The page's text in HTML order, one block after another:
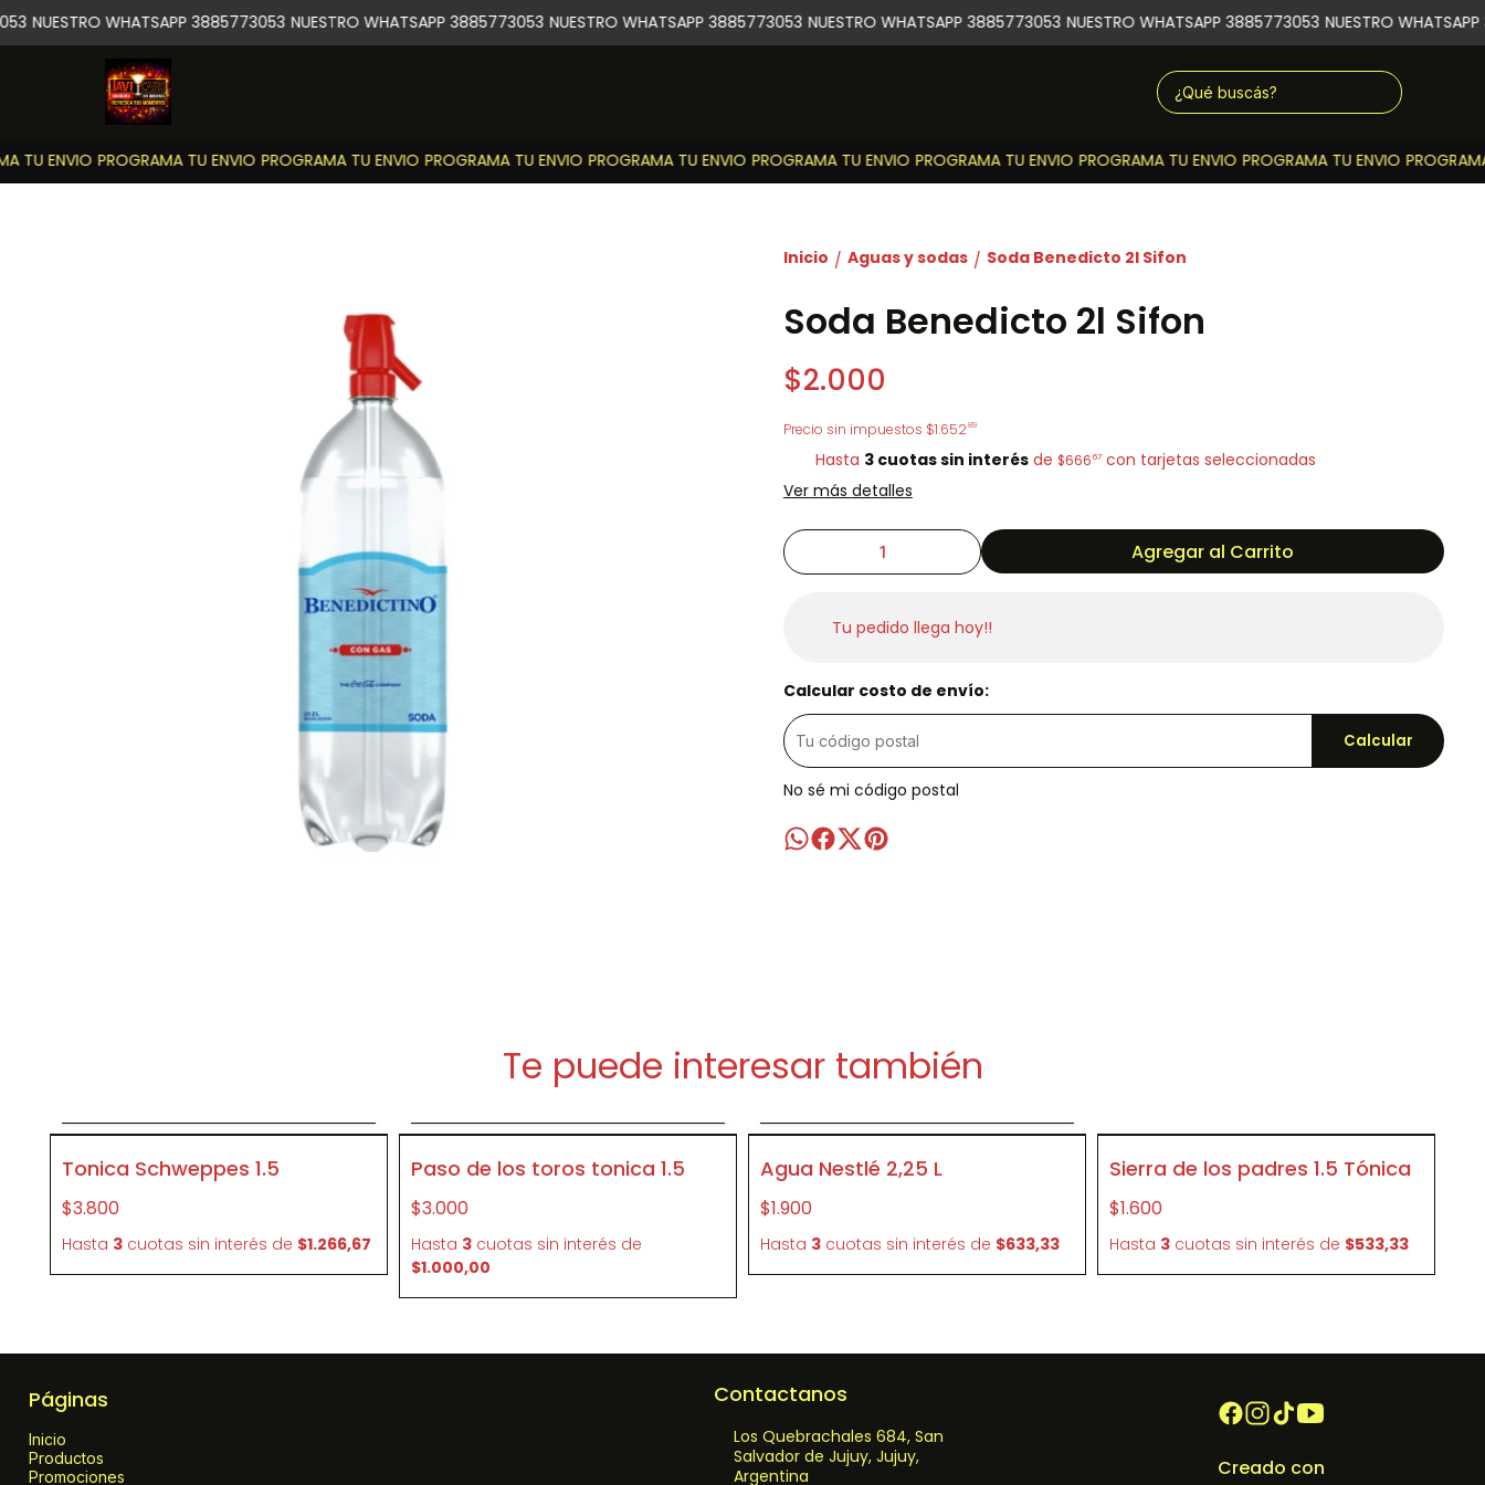
TU ENVIO PROGRAMA TU ENVIO PROGRAMA TU ENVIO PROGRAMA TU ENVIO PROGRAMA TU ENVIO PROGRAMA TU ENVIO PROGRAMA TU ENVIO PROGRAMA TU ENVIO PROGRAMA TU ENVIO
NUESTRO WHATSAPP 3885773053 NUESTRO WHATSAPP 3885773053 NUESTRO WHATSAPP 3885773053 NUESTRO WHATSAPP 3885773053 NUESTRO WHATSAPP 3885773053 NUESTRO
Inicio / Aguas y sodas / Soda Benedicto 2l Sifon
Soda Benedicto 2l Sifon
$2.000
Precio sin impuestos $1.65289
Hasta 3 cuotas sin interésde $66667con tarjetas seleccionadas
Ver más detalles
Agregar al Carrito
Tu pedido llega hoy!!
Calcular costo de envío:
Calcular
No sé mi código postal
Te puede interesar también
P002
Tonica Schweppes 1.5
$3.800
Hasta 3 cuotas sin interés de $1.266,67
Paso de los toros tonica 1.5
$3.000
Hasta 3 cuotas sin interés de
$1.000,00
Agua Nestlé 2,25 L
$1.900
Hasta 3 cuotas sin interés de $633,33
SIN STOCK
Sierra de los padres 1.5 Tónica
$1.600
Hasta 3 cuotas sin interés de $533,33
Páginas
Inicio
Productos
Promociones
Contactanos
Los Quebrachales 684, San
Salvador de Jujuy, Jujuy,
Argentina
Creado con